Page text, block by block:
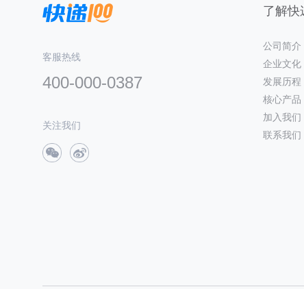
客服热线
400-000-0387
关注我们
了解快
公司简介
企业文化
发展历程
核心产品
加入我们
联系我们